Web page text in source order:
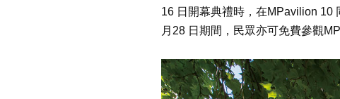
16 日開幕典禮時，在MPavilion 10
月28 日期間，民眾亦可免費參觀